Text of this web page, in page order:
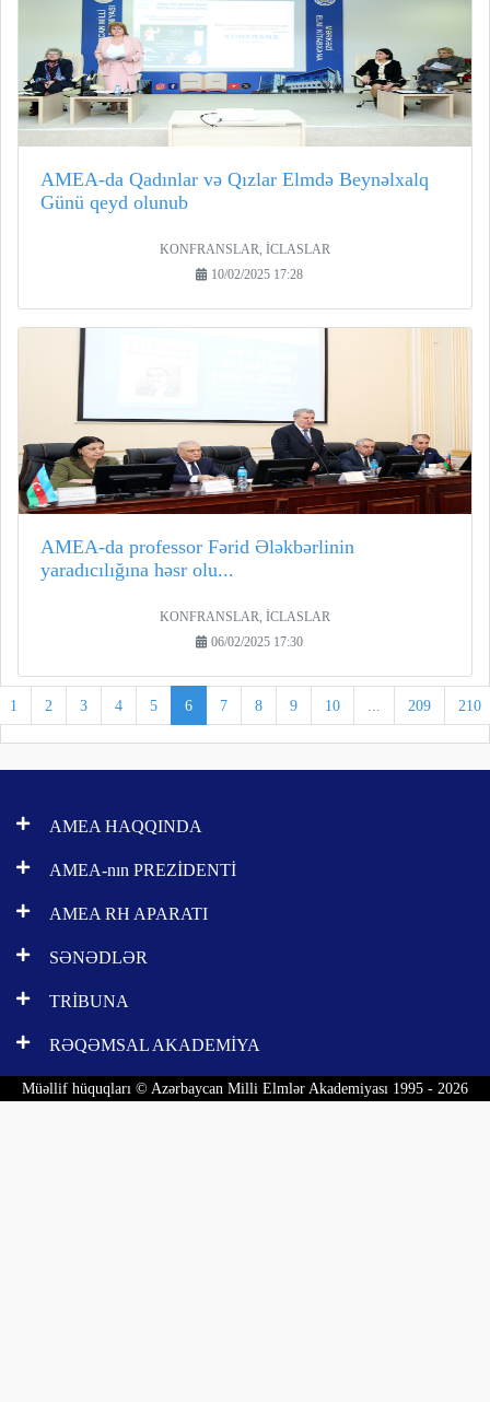
AMEA-da Qadınlar və Qızlar Elmdə Beynəlxalq
Günü qeyd olunub
KONFRANSLAR, İCLASLAR
10/02/2025 17:28
AMEA-da professor Fərid Ələkbərlinin
yaradıcılığına həsr olu...
KONFRANSLAR, İCLASLAR
06/02/2025 17:30
1 2 3 4 5 6 7 8 9 10 ... 209 210
AMEA HAQQINDA
AMEA-nın PREZİDENTİ
AMEA RH APARATI
SƏNƏDLƏR
TRİBUNA
RƏQƏMSAL AKADEMİYA
Müəllif hüquqları © Azərbaycan Milli Elmlər Akademiyası 1995 - 2026